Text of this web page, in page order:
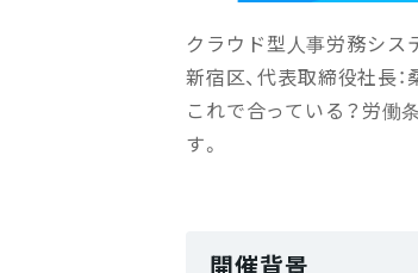
クラウド型人事労務シス
新宿区、代表取締役社長
これで合っている？労働
す。
開催背景